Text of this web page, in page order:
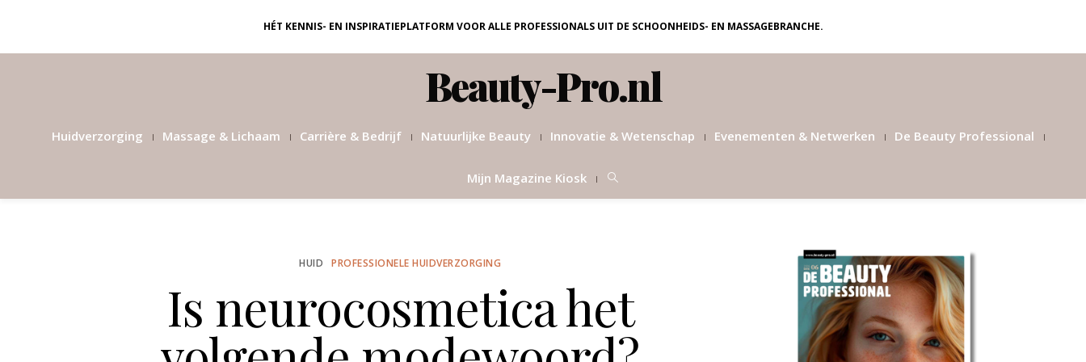
HÉT KENNIS- EN INSPIRATIEPLATFORM VOOR ALLE PROFESSIONALS UIT DE SCHOONHEIDS- EN MASSAGEBRANCHE.
Beauty-Pro.nl
Huidverzorging Massage & Lichaam Carrière & Bedrijf Natuurlijke Beauty Innovatie & Wetenschap Evenementen & Netwerken De Beauty Professional
Mijn Magazine Kiosk
HUID PROFESSIONELE HUIDVERZORGING
Is neurocosmetica het